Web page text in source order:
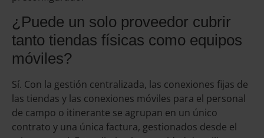
¿Puede un solo proveedor cubrir
tanto tiendas físicas como equipos
móviles?
Sí. Con la gestión centralizada, las conexiones fijas de
las tiendas y las conexiones móviles para el personal
de campo o itinerante se agrupan en un único
contrato y una única factura, gestionados desde el